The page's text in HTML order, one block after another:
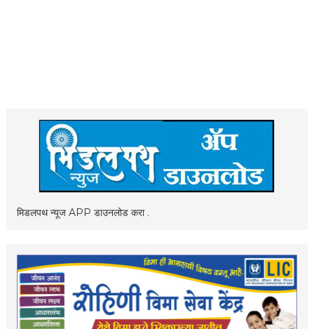
मिडलपथ न्यूज APP डाउनलोड करा .